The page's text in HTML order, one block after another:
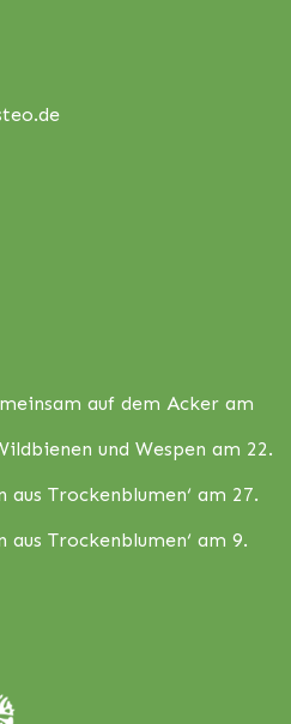
auf dem Acker am
und Wespen am 22.
aus Trockenblumen‘ am 27.
aus Trockenblumen‘ am 9.